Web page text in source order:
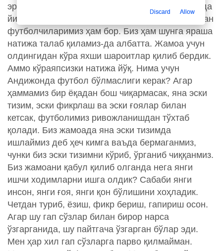
эркалатиб юбордик деб ўйлайман. Улар орасида
йилнинг охиригача бўлган маошини тўлаб берган
футболчиларимиз ҳам бор. Биз ҳам шунга яраша
натижа талаб қиламиз-да албатта. Жамоа учун
олдингидан кўра яхши шароитлар қилиб бердик.
Аммо кўраяпсизки натижа йўқ. Нима учун
Андижонда футбол бўлмаслиги керак? Агар
ҳаммамиз бир ёқадан бош чиқармасак, яна эски
тизим, эски фикрлаш ва эски ғоялар билан
кетсак, футболимиз ривожланишдан тўхтаб
қолади. Биз жамоада яна эски тизимда
ишлаймиз деб ҳеч кимга ваъда бермаганмиз,
чунки биз эски тизимни кўриб, ўрганиб чиққанмиз.
Биз жамоани қабул қилиб олганда нега янги
ишчи ходимларни ишга олдик? Сабаби янги
инсон, янги ғоя, янги қон бўлишини хоҳладик.
Четдан туриб, ёзиш, фикр бериш, гапириш осон.
Агар шу гап сўзлар билан бирор нарса
ўзгарганида, шу пайтгача ўзгарган бўлар эди.
Мен ҳар хил гап сўзларга парво қилмайман.
Discard Allow